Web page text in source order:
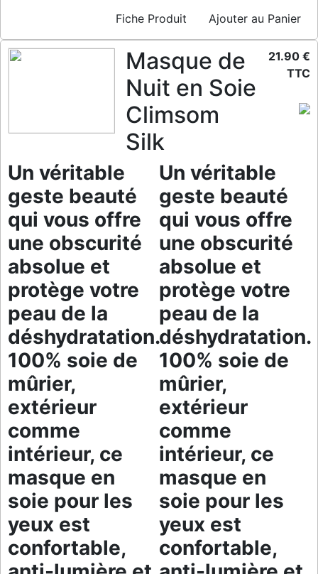
Fiche Produit Ajouter au Panier
Masque de
Nuit en Soie
Climsom
Silk
Un véritable
geste beauté
qui vous offre
une obscurité
absolue et
protège votre
peau de la
déshydratation.
100% soie de
mûrier,
extérieur
comme
intérieur, ce
masque en
soie pour les
yeux est
confortable,
Un véritable
geste beauté
qui vous offre
une obscurité
absolue et
protège votre
peau de la
déshydratation.
100% soie de
mûrier,
extérieur
comme
intérieur, ce
masque en
soie pour les
yeux est
confortable,
21.90 €
TTC